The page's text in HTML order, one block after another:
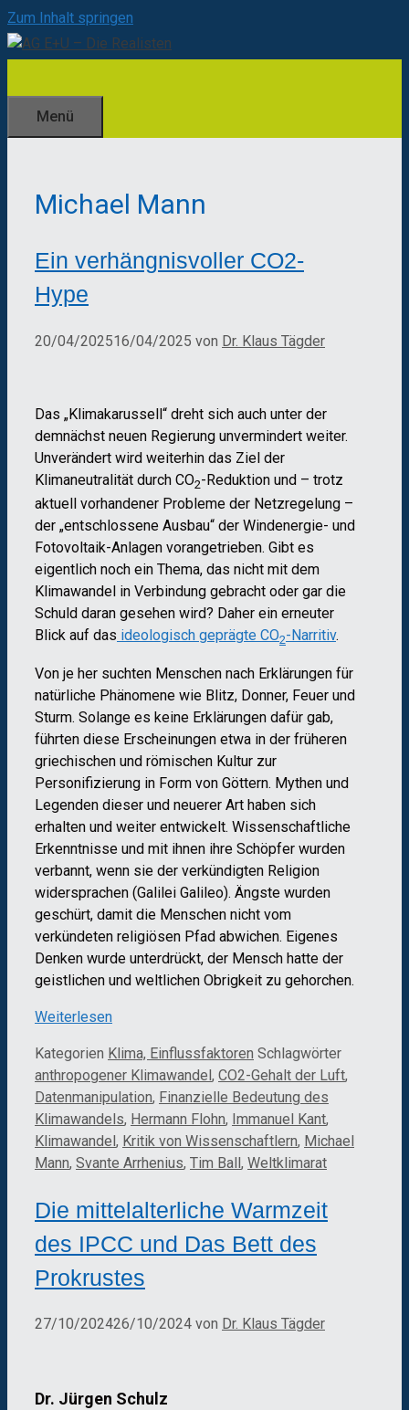
Zum Inhalt springen
Menü
Michael Mann
Ein verhängnisvoller CO2-
Hype
20/04/202516/04/2025 von Dr. Klaus Tägder
Das „Klimakarussell“ dreht sich auch unter der
demnächst neuen Regierung unvermindert weiter.
Unverändert wird weiterhin das Ziel der
Klimaneutralität durch CO2-Reduktion und – trotz
aktuell vorhandener Probleme der Netzregelung –
der „entschlossene Ausbau“ der Windenergie- und
Fotovoltaik-Anlagen vorangetrieben. Gibt es
eigentlich noch ein Thema, das nicht mit dem
Klimawandel in Verbindung gebracht oder gar die
Schuld daran gesehen wird? Daher ein erneuter
Blick auf das ideologisch geprägte CO2-Narritiv.
Von je her suchten Menschen nach Erklärungen für
natürliche Phänomene wie Blitz, Donner, Feuer und
Sturm. Solange es keine Erklärungen dafür gab,
führten diese Erscheinungen etwa in der früheren
griechischen und römischen Kultur zur
Personifizierung in Form von Göttern. Mythen und
Legenden dieser und neuerer Art haben sich
erhalten und weiter entwickelt. Wissenschaftliche
Erkenntnisse und mit ihnen ihre Schöpfer wurden
verbannt, wenn sie der verkündigten Religion
widersprachen (Galilei Galileo). Ängste wurden
geschürt, damit die Menschen nicht vom
verkündeten religiösen Pfad abwichen. Eigenes
Denken wurde unterdrückt, der Mensch hatte der
geistlichen und weltlichen Obrigkeit zu gehorchen.
Weiterlesen
Kategorien Klima, Einflussfaktoren Schlagwörter
anthropogener Klimawandel, CO2-Gehalt der Luft,
Datenmanipulation, Finanzielle Bedeutung des
Klimawandels, Hermann Flohn, Immanuel Kant,
Klimawandel, Kritik von Wissenschaftlern, Michael
Mann, Svante Arrhenius, Tim Ball, Weltklimarat
Die mittelalterliche Warmzeit
des IPCC und Das Bett des
Prokrustes
27/10/202426/10/2024 von Dr. Klaus Tägder
Dr. Jürgen Schulz